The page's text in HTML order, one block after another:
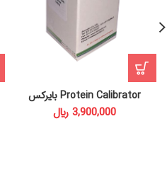
Protein Calibrator بایرکس
﷼